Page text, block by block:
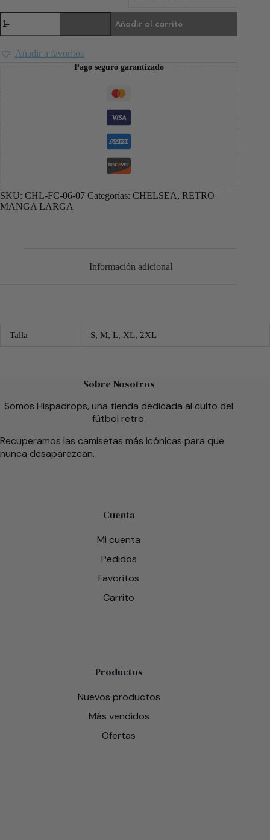
Añadir al carrito
Añadir a favoritos
Pago seguro garantizado
SKU: CHL-FC-06-07 Categorías: CHELSEA, RETRO
MANGA LARGA
Información adicional
Talla S, M, L, XL, 2XL
Sobre Nosotros
Somos Hispadrops, una tienda dedicada al culto del
fútbol retro.
Recuperamos las camisetas más icónicas para que
nunca desaparezcan.
Cuenta
Mi cuenta
Pedidos
Favoritos
Carrito
Productos
Nuevos productos
Más vendidos
Ofertas